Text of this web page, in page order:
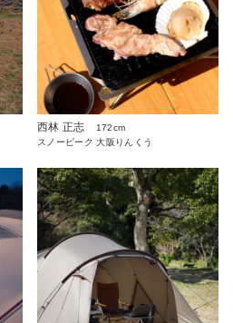
西林 正志
172cm
スノーピーク 大阪りんくう